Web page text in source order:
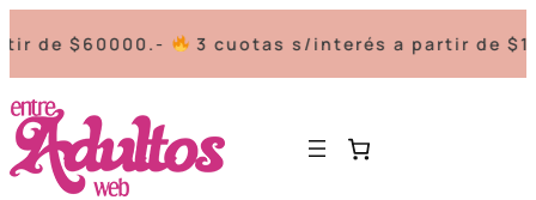
$60000.- 3 cuotas s/interés a partir de